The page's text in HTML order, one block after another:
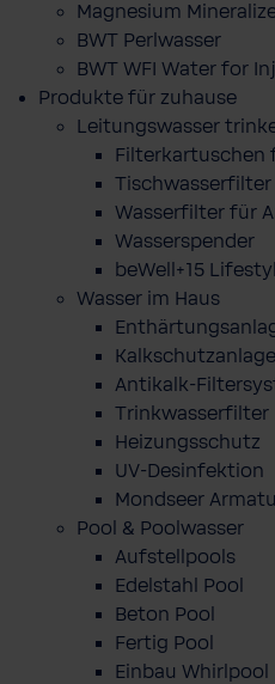
Magnesium
BWT Perlwasser
BWT WFI Water for
Produkte für zuhause
Leitungswasser
Filterkartuschen
Tischwasserfilter
Wasserfilter für
Wasserspender
beWell+15
Wasser im Haus
Antikalk-
Trinkwasserfilter
Heizungsschutz
UV-Desinfektion
Mondseer
Pool & Poolwasser
Aufstellpools
Edelstahl Pool
Beton Pool
Fertig Pool
Einbau Whirlpool